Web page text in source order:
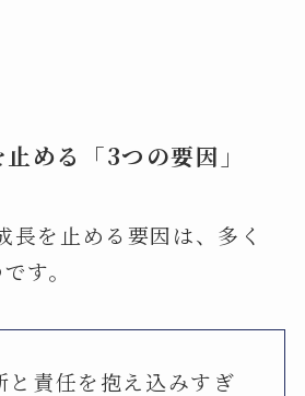
める「3つの要因」
長を止める要因は、多く
す。
と責任を抱え込みすぎ